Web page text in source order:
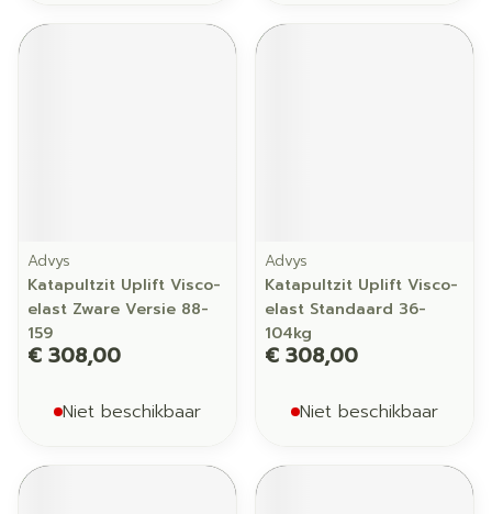
Advys
Katapultzit Uplift Visco-
elast Zware Versie 88-
159
€ 308,00
Niet beschikbaar
Advys
Katapultzit Uplift Visco-
elast Standaard 36-
104kg
€ 308,00
Niet beschikbaar